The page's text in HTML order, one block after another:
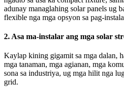
adunay managlahing solar panels ug
flexible nga mga opsyon sa pag-
2. Asa ma-instalar ang mga solar
Kaylap kining gigamit sa mga dalan,
mga tanaman, mga agianan, mga
sona sa industriya, ug mga hilit nga
grid.